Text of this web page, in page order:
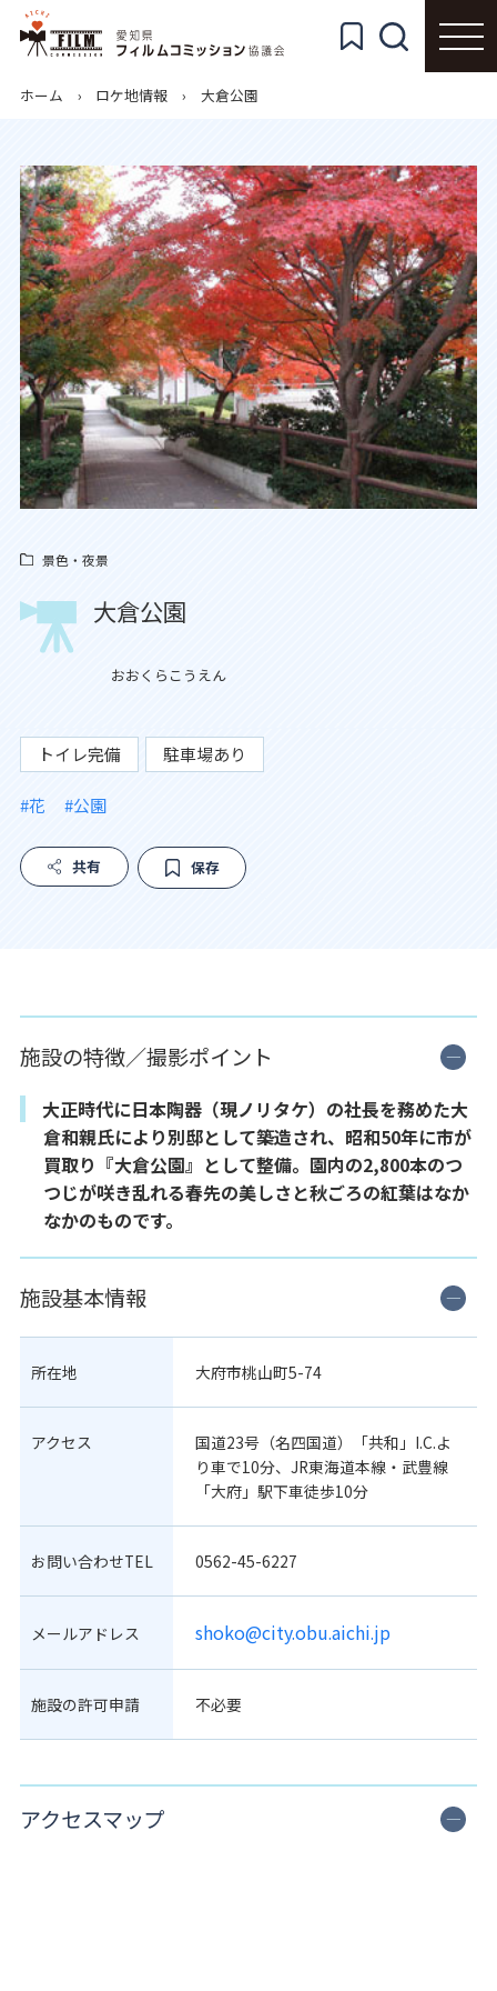
ホーム ロケ地情報 大倉公園
景色・夜景
大倉公園
おおくらこうえん
トイレ完備 駐車場あり
#花 #公園
共有 保存
施設の特徴／撮影ポイント
大正時代に日本陶器（現ノリタケ）の社長を務めた大
倉和親氏により別邸として築造され、昭和50年に市が
買取り『大倉公園』として整備。園内の2,800本のつ
つじが咲き乱れる春先の美しさと秋ごろの紅葉はなか
なかのものです。
施設基本情報
所在地 大府市桃山町5-74
アクセス
国道23号（名四国道）「共和」I.C.よ
り車で10分、JR東海道本線・武豊線
「大府」駅下車徒歩10分
お問い合わせTEL 0562-45-6227
メールアドレス shoko@city.obu.aichi.jp
施設の許可申請 不必要
アクセスマップ